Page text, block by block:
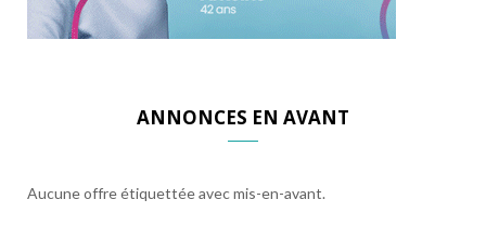
ANNONCES EN AVANT
Aucune offre étiquettée avec mis-en-avant.